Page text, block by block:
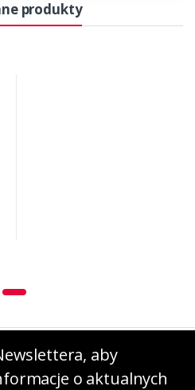
produkty
aby
o aktualnych